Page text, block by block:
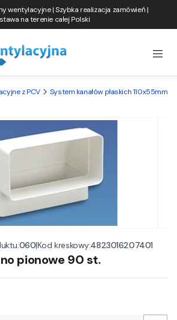
wentylacyjne | Szybka realizacja zamówień |
na terenie całej Polski
z PCV System kanałów płaskich 110x55mm
060|Kod kreskowy:4823016207401
pionowe 90 st.